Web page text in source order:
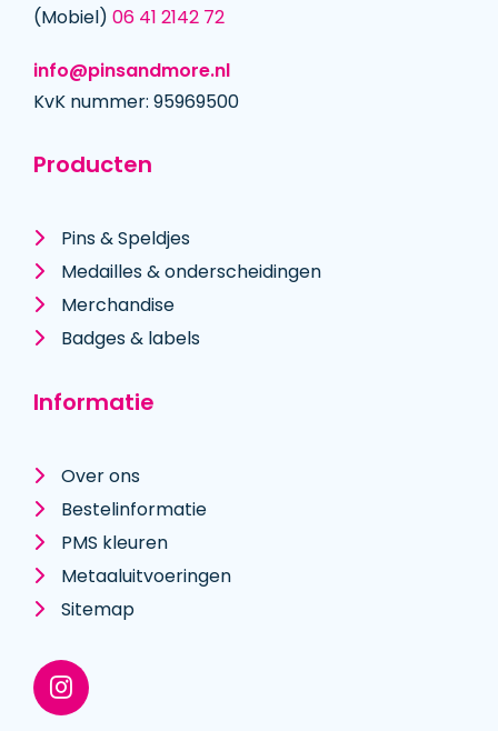
(Mobiel) 06 41 2142 72
info@pinsandmore.nl
KvK nummer: 95969500
Producten
Pins & Speldjes
Medailles & onderscheidingen
Merchandise
Badges & labels
Informatie
Over ons
Bestelinformatie
PMS kleuren
Metaal­uitvoeringen
Sitemap